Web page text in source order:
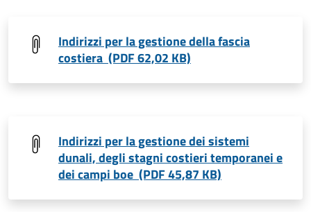
Indirizzi per la gestione della fascia
costiera (PDF 62,02 KB)
Indirizzi per la gestione dei sistemi
dunali, degli stagni costieri temporanei e
dei campi boe (PDF 45,87 KB)